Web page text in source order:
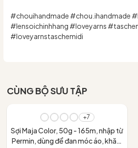
#chouihandmade #chou.ihandmade
#lensoichinhhang #loveyarns
#loveyarnstaschemidi
CÙNG BỘ SƯU TẬP
+7
Sợi Maja Color, 50g - 165m, nhập từ
Permin, dùng để đan móc áo, khăn,